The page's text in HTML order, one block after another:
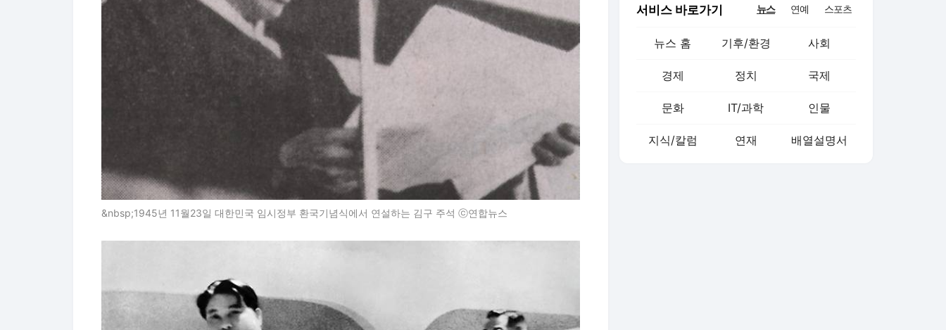
&nbsp;1945년 11월23일 대한민국 임시정부 환국기념식에서 연설하는 김구 주석 ⓒ연합뉴스
서비스 바로가기 뉴스 연예 스포츠
뉴스 홈 기후/환경 사회
경제 정치 국제
문화 IT/과학 인물
지식/칼럼 연재 배열설명서